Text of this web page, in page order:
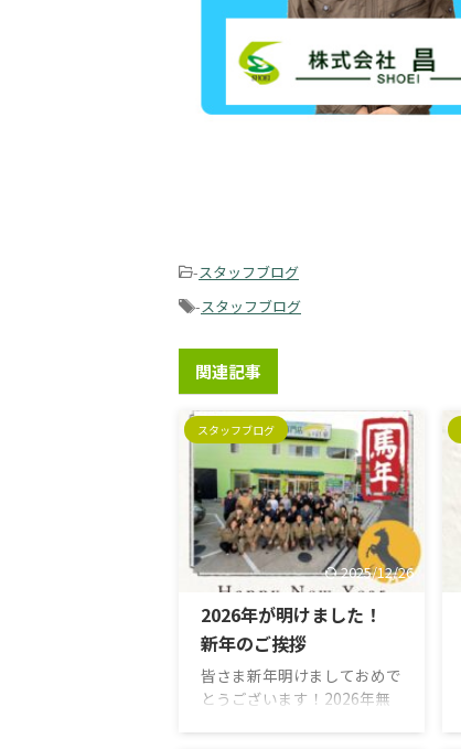
-スタッフブログ
-スタッフブログ
関連記事
スタッフブログ
2025/12/26
2026年が明けました！
新年のご挨拶
皆さま新年明けましておめで
とうございます！2026年無